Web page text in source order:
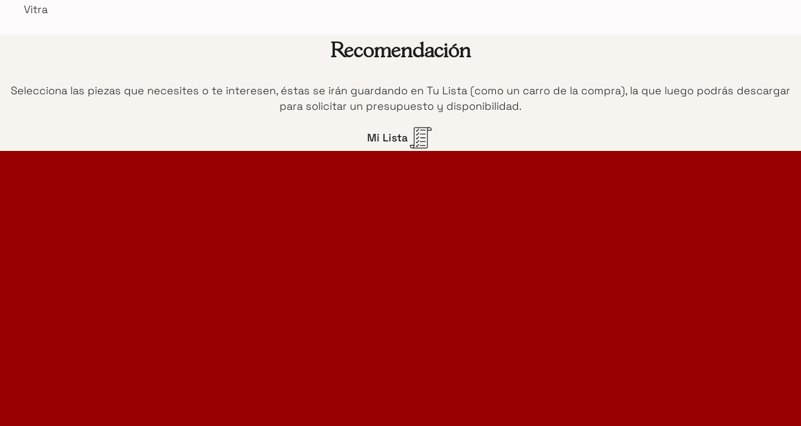
Vitra
Recomendación
Selecciona las piezas que necesites o te interesen, éstas se irán guardando en Tu Lista (como un carro de la compra), la que luego podrás descargar
para solicitar un presupuesto y disponibilidad.
Mi Lista